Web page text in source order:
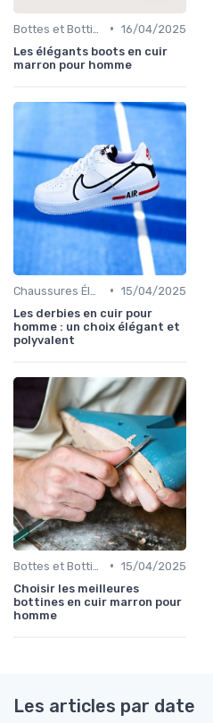
• 16/04/2025
Les élégants boots en cuir
marron pour homme
• 15/04/2025
Les derbies en cuir pour
homme : un choix élégant et
polyvalent
• 15/04/2025
Choisir les meilleures
bottines en cuir marron pour
homme
Les articles par date